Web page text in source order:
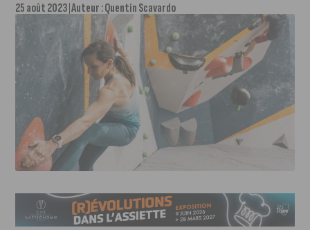
25 août 2023 Auteur :Quentin Scavardo